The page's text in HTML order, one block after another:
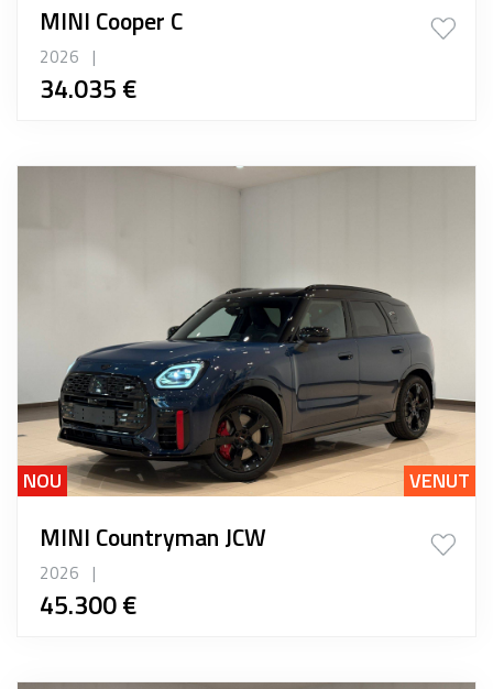
MINI Cooper C
2026 |
34.035 €
NOU VENUT
MINI Countryman JCW
2026 |
45.300 €